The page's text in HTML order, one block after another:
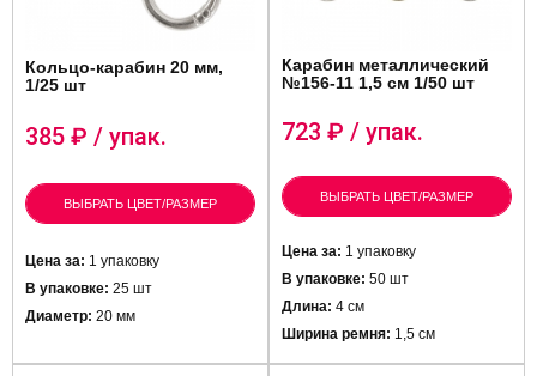
Кольцо-карабин 20 мм,
1/25 шт
385 ₽ / упак.
ВЫБРАТЬ ЦВЕТ/РАЗМЕР
Цена за: 1 упаковку
В упаковке: 25 шт
Диаметр: 20 мм
Карабин металлический
№156-11 1,5 см 1/50 шт
723 ₽ / упак.
ВЫБРАТЬ ЦВЕТ/РАЗМЕР
Цена за: 1 упаковку
В упаковке: 50 шт
Длина: 4 см
Ширина ремня: 1,5 см